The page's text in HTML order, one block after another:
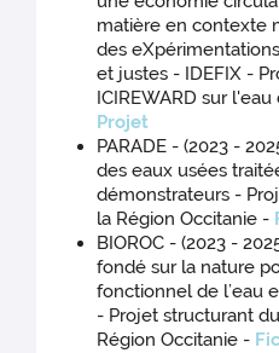
matière en contexte
des
et justes - IDEFIX -
ICIREWARD sur
Projet
PARADE - (2023 -
des eaux usées
démonstrateurs -
la Région Occitanie -
BIOROC - (2023 -
fondé sur la nature
fonctionnel de l’eau
- Projet structurant
Région Occitanie -